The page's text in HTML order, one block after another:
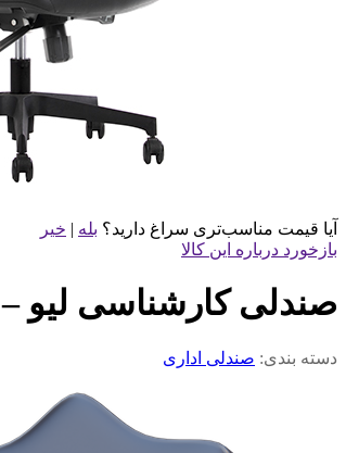
آیا قیمت مناسب‌تری سراغ دارید؟ بله | خیر
بازخورد درباره این کالا
صندلی کارشناسی لیو – I72su
دسته بندی: صندلی اداری